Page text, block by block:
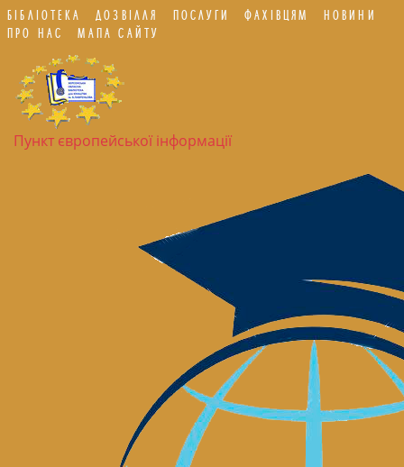
БІБЛІОТЕКА ДОЗВІЛЛЯ ПОСЛУГИ ФАХІВЦЯМ
НОВИНИ
ПРО НАС
МАПА САЙТУ
Пункт європейської інформації